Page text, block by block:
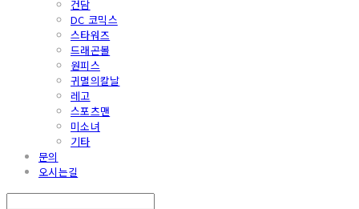
건담
DC 코믹스
스타워즈
드래곤볼
원피스
귀멸의칼날
레고
스포츠맨
미소녀
기타
문의
오시는길